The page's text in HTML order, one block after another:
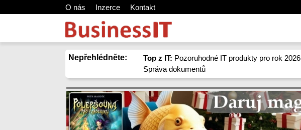
O nás Inzerce Kontakt
Nepřehlédněte: Top z IT: Pozoruhodné IT produkty pro rok 2026
Správa dokumentů